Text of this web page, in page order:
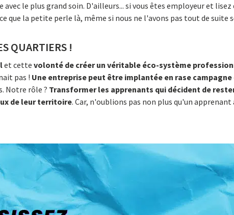
le plus grand soin. D'ailleurs... si vous êtes employeur et
que la petite perle là, même si nous ne l'avons pas tout de
QUARTIERS !
et cette volonté de créer un véritable éco-système
pas ! Une entreprise peut être implantée en rase
Notre rôle ? Transformer les apprenants qui décident de
de leur territoire. Car, n'oublions pas non plus qu'un